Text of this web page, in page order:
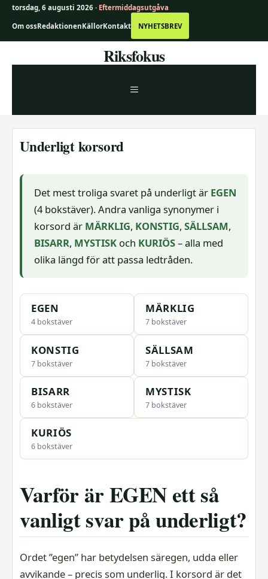
torsdag, 6 augusti 2026 · Eftermiddagsutgåva
Om ossRedaktionenKällorKontakt NYHETSBREV
Riksfokus
MENY
Underligt korsord
Det mest troliga svaret på underligt är EGEN
(4 bokstäver). Andra vanliga synonymer i
korsord är MÄRKLIG, KONSTIG, SÄLLSAM,
BISARR, MYSTISKoch KURIÖS– alla med
olika längd för att passa ledtråden.
EGEN
4 bokstäver
MÄRKLIG
7 bokstäver
KONSTIG
7 bokstäver
SÄLLSAM
7 bokstäver
BISARR
6 bokstäver
MYSTISK
7 bokstäver
KURIÖS
6 bokstäver
Varför är EGEN ett så
vanligt svar på underligt?
Ordet ”egen” har betydelsen säregen, udda eller
avvikande – precis som underlig. I korsord är det